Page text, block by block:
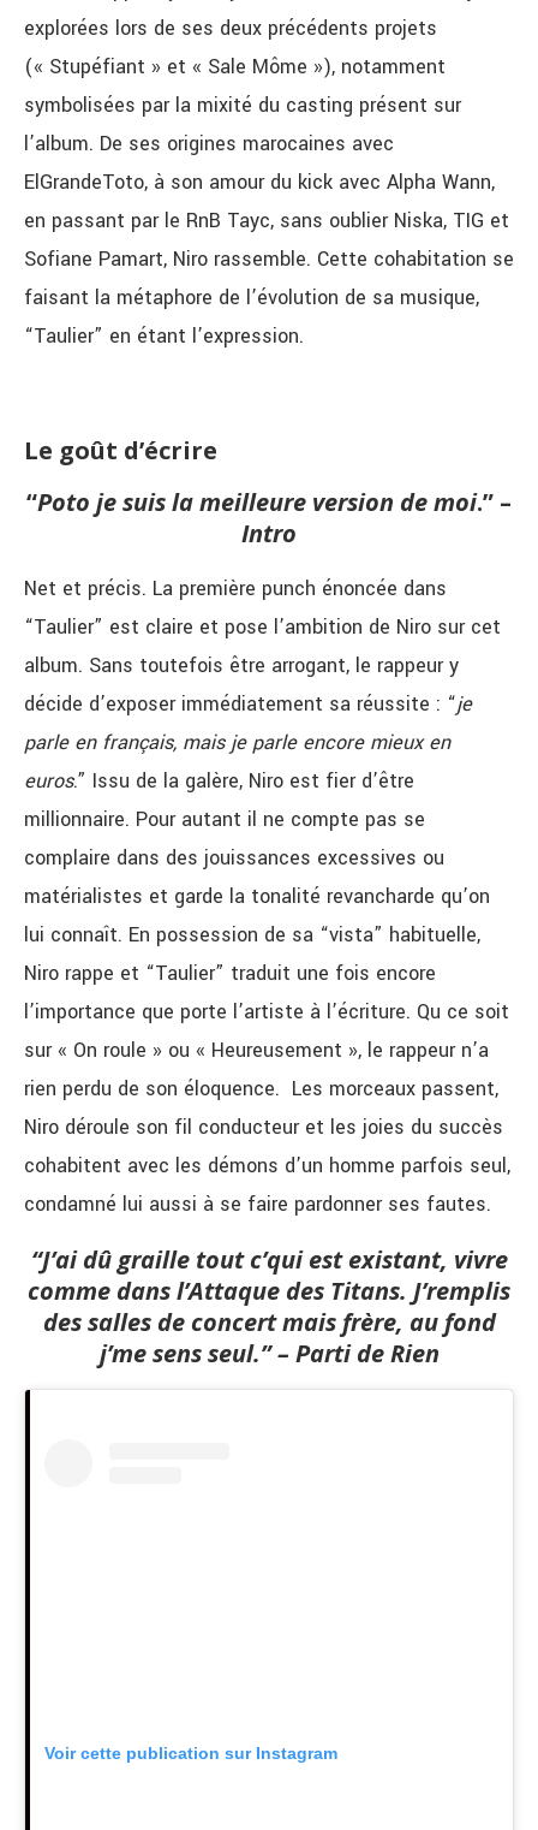
explorées lors de ses deux précédents projets
(« Stupéfiant » et « Sale Môme »), notamment
symbolisées par la mixité du casting présent sur
l’album. De ses origines marocaines avec
ElGrandeToto, à son amour du kick avec Alpha Wann,
en passant par le RnB Tayc, sans oublier Niska, TIG et
Sofiane Pamart, Niro rassemble. Cette cohabitation se
faisant la métaphore de l’évolution de sa musique,
“Taulier” en étant l’expression.
Le goût d’écrire
“Poto je suis la meilleure version de moi.” –
Intro
Net et précis. La première punch énoncée dans
“Taulier” est claire et pose l’ambition de Niro sur cet
album. Sans toutefois être arrogant, le rappeur y
décide d’exposer immédiatement sa réussite : “je
parle en français, mais je parle encore mieux en
euros.” Issu de la galère, Niro est fier d’être
millionnaire. Pour autant il ne compte pas se
complaire dans des jouissances excessives ou
matérialistes et garde la tonalité revancharde qu’on
lui connaît. En possession de sa “vista” habituelle,
Niro rappe et “Taulier” traduit une fois encore
l’importance que porte l’artiste à l’écriture. Qu ce soit
sur « On roule » ou « Heureusement », le rappeur n’a
rien perdu de son éloquence. Les morceaux passent,
Niro déroule son fil conducteur et les joies du succès
cohabitent avec les démons d’un homme parfois seul,
condamné lui aussi à se faire pardonner ses fautes.
“J’ai dû graille tout c’qui est existant, vivre
comme dans l’Attaque des Titans. J’remplis
des salles de concert mais frère, au fond
j’me sens seul.” – Parti de Rien
Voir cette publication sur Instagram